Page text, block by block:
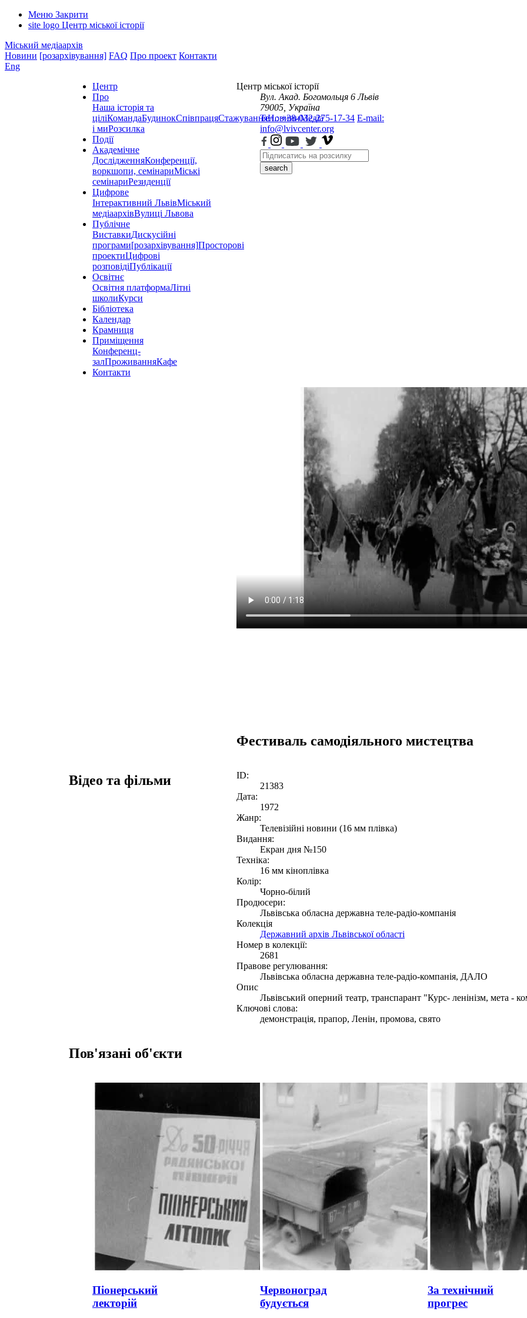
Меню Закрити
site logo Центр міської історії
Міський медіаархів
Новини [розархівування] FAQ Про проект Контакти
Eng
Центр
Про
Наша історія та
ціліКомандаБудинокСпівпрацяСтажуванняНовиниМедіа
і миРозсилка
Події
Академічне
ДослідженняКонференції,
воркшопи, семінариМіські
семінариРезиденції
Цифрове
Інтерактивний ЛьвівМіський
медіаархівВулиці Львова
Публічне
ВиставкиДискусійні
програми[розархівування]Просторові
проектиЦифрові
розповідіПублікації
Освітнє
Освітня платформаЛітні
школиКурси
Бібліотека
Календар
Крамниця
Приміщення
Конференц-
залПроживанняКафе
Контакти
Центр міської історії
Вул. Акад. Богомольця 6 Львів
79005, Україна
Тел.: +38-032-275-17-34 E-mail:
info@lvivcenter.org
search
Фестиваль самодіяльного мистецтва
Відео та фільми
ID:
21383
Дата:
1972
Жанр:
Телевізійні новини (16 мм плівка)
Видання:
Екран дня №150
Техніка:
16 мм кіноплівка
Колір:
Чорно-білий
Продюсери:
Львівська обласна державна теле-радіо-компанія
Колекція
Державний архів Львівської області
Номер в колекції:
2681
Правове регулювання:
Львівська обласна державна теле-радіо-компанія, ДАЛО
Опис
Львівський оперний театр, транспарант "Курс- ленінізм, мета -
Ключові слова:
демонстрація, прапор, Ленін, промова, свято
Пов'язані об'єкти
Піонерський
лекторій
Червоноград
будується
За технічний
прогрес